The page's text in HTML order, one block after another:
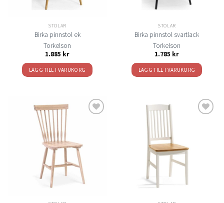
väljas
produktsidan
STOLAR
Birka pinnstol ek
Torkelson
1.885 kr
LÄGG TILL I VARUKORG
STOLAR
Birka pinnstol svartlack
Torkelson
1.785 kr
LÄGG TILL I VARUKORG
önskelistan
önskelistan